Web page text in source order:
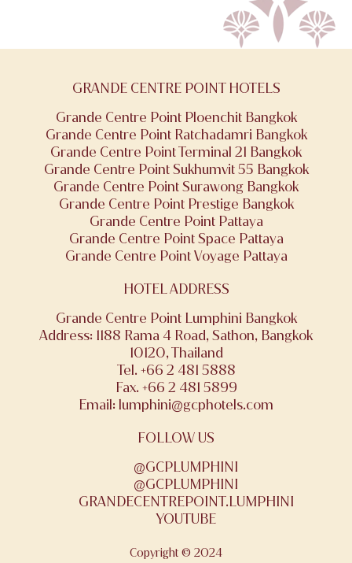
GRANDE CENTRE POINT HOTELS
Grande Centre Point Ploenchit Bangkok
Grande Centre Point Ratchadamri Bangkok
Grande Centre Point Terminal 21 Bangkok
Grande Centre Point Sukhumvit 55 Bangkok
Grande Centre Point Surawong Bangkok
Grande Centre Point Prestige Bangkok
Grande Centre Point Pattaya
Grande Centre Point Space Pattaya
Grande Centre Point Voyage Pattaya
HOTEL ADDRESS
Grande Centre Point Lumphini Bangkok
Address: 1188 Rama 4 Road, Sathon, Bangkok
10120, Thailand
Tel. +66 2 481 5888
Fax. +66 2 481 5899
Email: lumphini@gcphotels.com
FOLLOW US
@GCPLUMPHINI
@GCPLUMPHINI
GRANDECENTREPOINT.LUMPHINI
YOUTUBE
Copyright © 2024